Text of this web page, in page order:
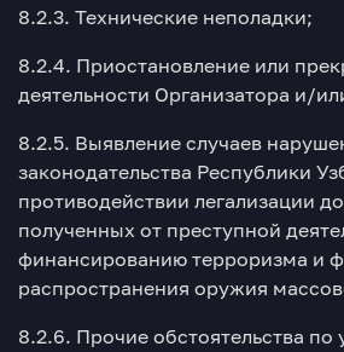
8.2.3. Технические неполадки;
8.2.4. Приостановление или
деятельности Организатора и/
8.2.5. Выявление случаев
законодательства Республики
противодействии легализации
полученных от преступной
финансированию терроризма и
распространения оружия
8.2.6. Прочие обстоятельства